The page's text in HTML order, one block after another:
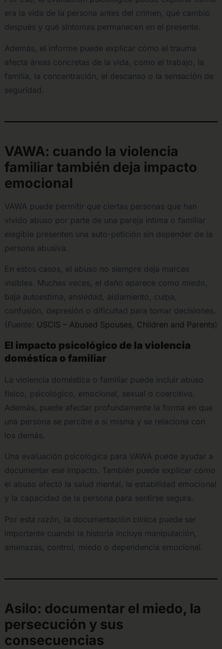
era la vida de la persona antes del crimen, qué cambió
después y qué síntomas permanecen en el presente.
Además, el informe puede explicar cómo el trauma
afecta áreas concretas de la vida, como el trabajo, la
familia, la concentración, el descanso o la sensación de
seguridad.
VAWA: cuando la violencia
familiar también deja impacto
emocional
VAWA puede permitir que ciertas personas que han
vivido abuso por parte de una pareja íntima o familiar
elegible presenten una auto-petición sin depender de la
persona abusiva.
En estos casos, el abuso no siempre deja marcas
visibles. Muchas veces, el daño aparece como miedo,
baja autoestima, ansiedad, aislamiento, culpa,
confusión, depresión o dificultad para tomar decisiones.
(Fuente: USCIS – Abused Spouses, Children and Parents)
El impacto psicológico de la violencia
doméstica o familiar
La violencia doméstica o familiar puede incluir abuso
físico, psicológico, emocional, sexual o coercitivo.
Además, puede afectar profundamente la forma en que
una persona se percibe a sí misma y se relaciona con
los demás.
Una evaluación psicológica para VAWA puede ayudar a
documentar ese impacto. También puede explicar cómo
el abuso afectó la salud mental, la estabilidad emocional
y la capacidad de la persona para sentirse segura.
Por esta razón, la documentación clínica puede ser
importante cuando la historia incluye manipulación,
amenazas, control, miedo o dependencia emocional.
Asilo: documentar el miedo, la
persecución y sus
consecuencias